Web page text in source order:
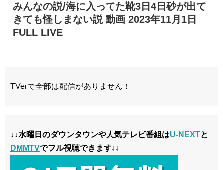
みんなの説/海に入ってた靴3日4日砂が出て
きても怪しまない説 動画 2023年11月1日
FULL LIVE
TVerで全部は配信がありません！
↓↓水曜日のダウンタウンや人気テレビ番組はU-NEXTと
DMMTVでフル視聴できます↓↓